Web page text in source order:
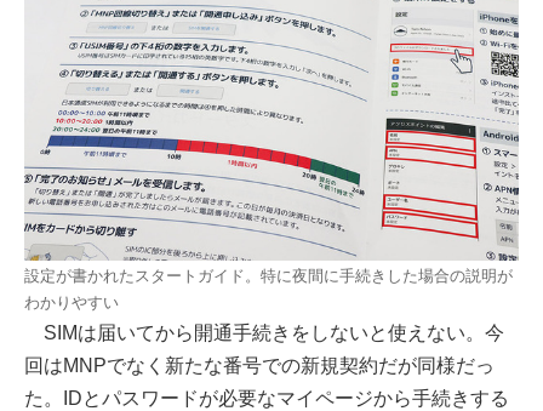
設定が書かれたスタートガイド。特に夜間に手続きした場合の説明が
わかりやすい
SIMは届いてから開通手続きをしないと使えない。今
回はMNPでなく新たな番号での新規契約だが同様だっ
た。IDとパスワードが必要なマイページから手続きする